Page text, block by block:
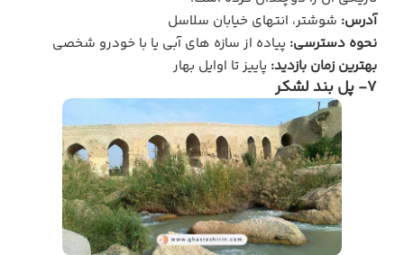
آدرس: شوشتر، انتهای خیابان سلاسل
نحوه دسترسی: پیاده از سازه های آبی یا با خودرو شخصی
بهترین زمان بازدید: پاییز تا اوایل بهار
7- پل بند لشکر